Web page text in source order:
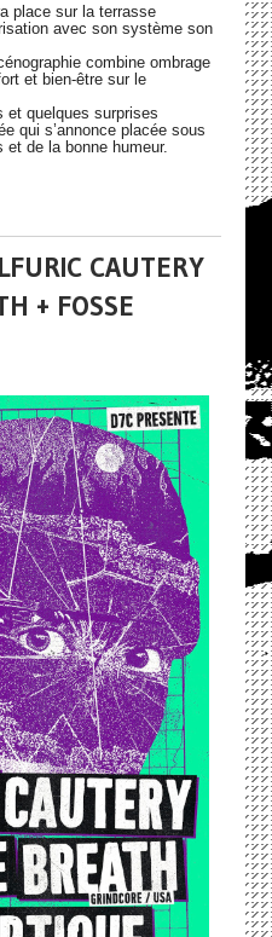
place sur la terrasse
avec son système son
combine ombrage
et bien-être sur le
et quelques surprises
qui s’annonce placée sous
de la bonne humeur.
CAUTERY
+ FOSSE